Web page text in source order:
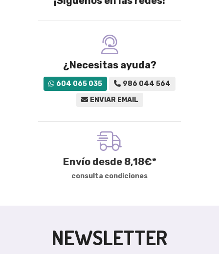
¿Necesitas ayuda?
604 065 035
986 044 564
ENVIAR EMAIL
Envío desde 8,18€*
consulta condiciones
NEWSLETTER